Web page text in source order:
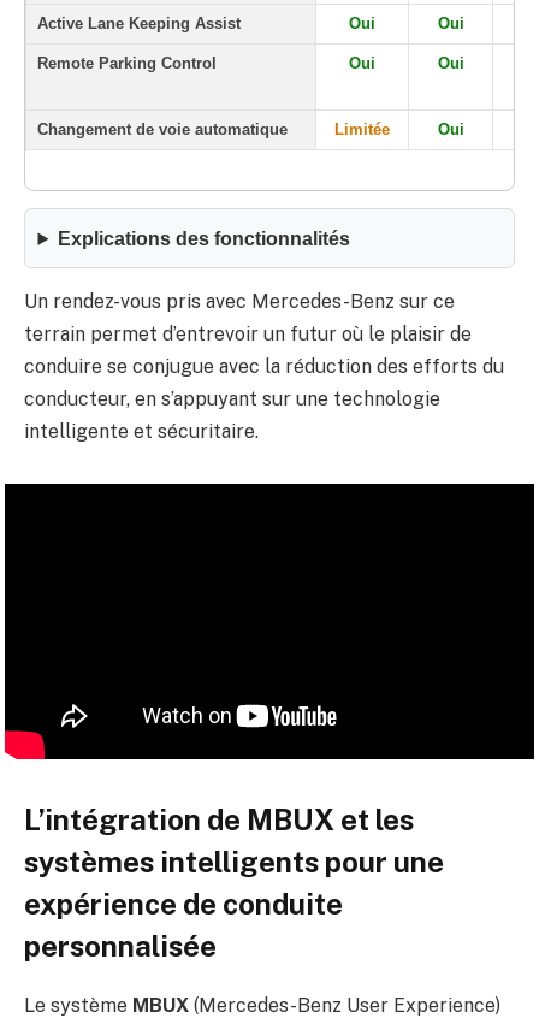
Active Lane Keeping Assist Oui Oui
Remote Parking Control Oui Oui
Changement de voie automatique Limitée Oui
Explications des fonctionnalités
Un rendez-vous pris avec Mercedes-Benz sur ce
terrain permet d’entrevoir un futur où le plaisir de
conduire se conjugue avec la réduction des efforts du
conducteur, en s’appuyant sur une technologie
intelligente et sécuritaire.
L’intégration de MBUX et les
systèmes intelligents pour une
expérience de conduite
personnalisée
Le système MBUX (Mercedes-Benz User Experience)